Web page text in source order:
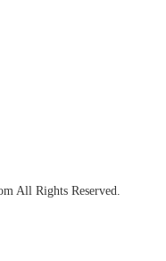
All Rights Reserved.